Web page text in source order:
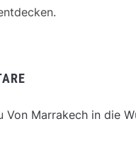
Von Marrakech in die